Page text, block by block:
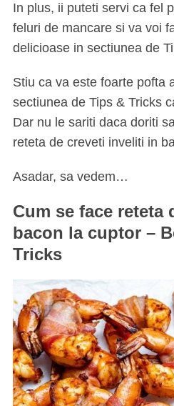
In plus, ii puteti servi ca fel
feluri de mancare si va voi
delicioase in sectiunea de
Stiu ca va este foarte pofta
sectiunea de Tips & Tricks
Dar nu le sariti daca doriti
reteta de creveti inveliti in
Asadar, sa vedem…
Cum se face reteta
bacon la cuptor –
Tricks